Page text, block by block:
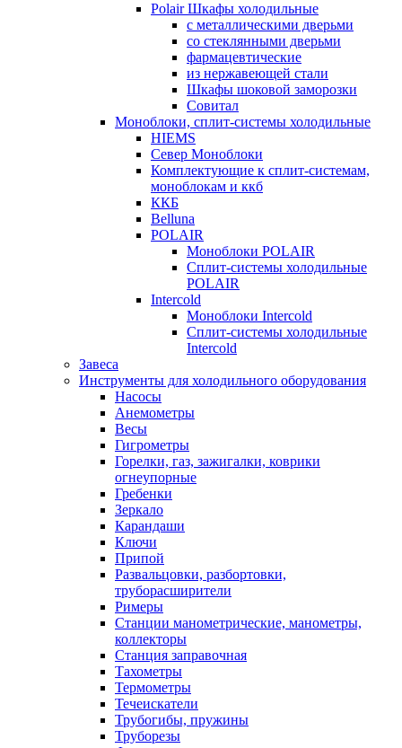
Polair Шкафы холодильные
с металлическими дверьми
со стеклянными дверьми
фармацевтические
из нержавеющей стали
Шкафы шоковой заморозки
Совитал
Моноблоки, сплит-системы холодильные
HIEMS
Север Моноблоки
Комплектующие к сплит-системам,
моноблокам и ккб
ККБ
Belluna
POLAIR
Моноблоки POLAIR
Сплит-системы холодильные
POLAIR
Intercold
Моноблоки Intercold
Сплит-системы холодильные
Intercold
Завеса
Инструменты для холодильного оборудования
Насосы
Анемометры
Весы
Гигрометры
Горелки, газ, зажигалки, коврики
огнеупорные
Гребенки
Зеркало
Карандаши
Ключи
Припой
Развальцовки, разбортовки,
труборасширители
Римеры
Станции манометрические, манометры,
коллекторы
Станция заправочная
Тахометры
Термометры
Течеискатели
Трубогибы, пружины
Труборезы